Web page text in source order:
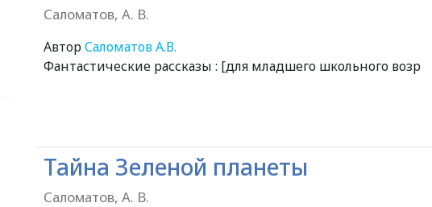
Саломатов, А. В.
АвторСаломатов А.В.
Фантастические рассказы : [для младшего школьного возр
Тайна Зеленой планеты
Саломатов, А. В.